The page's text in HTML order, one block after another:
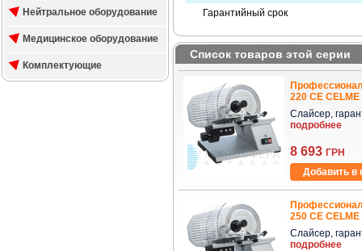
Нейтральное оборудование
Медицинское оборудование
Комплектующие
Гарантийный срок
Список товаров этой серии
220 CE
Слайсер,
подробнее
8 693 ГРН
Добавить в
250 CE
Слайсер,
подробнее